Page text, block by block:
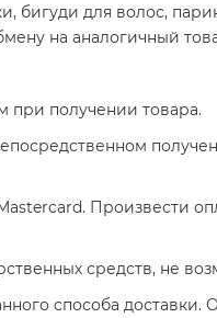
бигуди для волос,
на аналогичный
при получении товара.
Произвести
средств, не
способа доставки.